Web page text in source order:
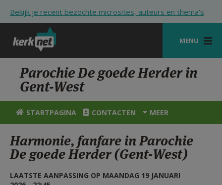
Bekijk je recent bezochte microsites, auteurs en thema's
MENU
STARTPAGINA
KERK
VIERINGEN
ZOEKEN
HULP
Parochie De goede Herder in
Gent-West
STARTPAGINA CONTACTEN MEER
Harmonie, fanfare in Parochie
De goede Herder (Gent-West)
LAATSTE AANPASSING OP MAANDAG 19 JANUARI